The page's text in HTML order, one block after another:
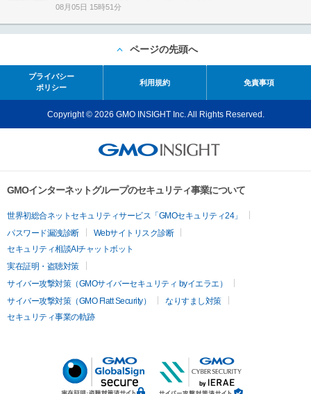
08月05日 15時51分
ページの先頭へ
プライバシー
ポリシー
利用規約 免責事項
Copyright © 2026 GMO INSIGHT Inc. All Rights Reserved.
GMOインターネットグループのセキュリティ事業について
世界初総合ネットセキュリティサービス「GMOセキュリティ24」
パスワード漏洩診断
Webサイトリスク診断
セキュリティ相談AIチャットボット
実在証明・盗聴対策
サイバー攻撃対策（GMOサイバーセキュリティ byイエラエ）
サイバー攻撃対策（GMO Flatt Security）
なりすまし対策
セキュリティ事業の軌跡